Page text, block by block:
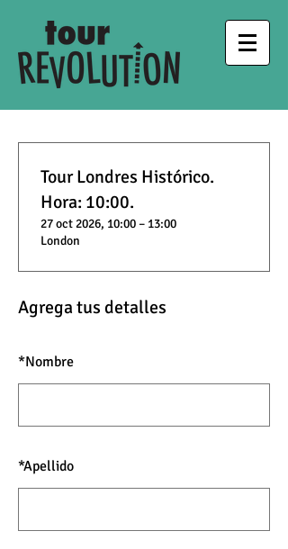
Agrega tus detalles
*Nombre
*Apellido
Tour Londres Histórico.
Hora: 10:00.
27 oct 2026, 10:00 – 13:00
London